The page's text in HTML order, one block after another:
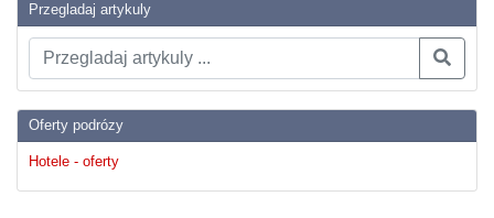
Przegladaj artykuly
Oferty podrózy
Hotele - oferty